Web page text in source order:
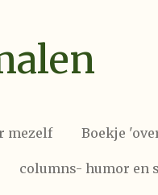
mezelf Boekje
columns- humor en